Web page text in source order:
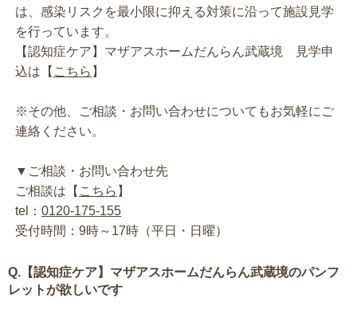
は、感染リスクを最小限に抑える対策に沿って施設見学
を行っています。
【認知症ケア】マザアスホームだんらん武蔵境 見学申
込は【 こちら 】
※その他、ご相談・お問い合わせについてもお気軽にご
連絡ください。
▼ご相談・お問い合わせ先
ご相談は【 こちら 】
tel： 0120-175-155
受付時間：9時～17時（平日・日曜）
Q.【認知症ケア】マザアスホームだんらん武蔵境のパンフ
レットが欲しいです